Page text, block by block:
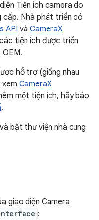
Tiện ích camera do
cấp. Nhà phát triển có
API và CameraX
tiện ích được triển
hỗ trợ (giống nhau
xem CameraX
một tiện ích, hãy báo
.
bật thư viện nhà cung
giao diện Camera
: